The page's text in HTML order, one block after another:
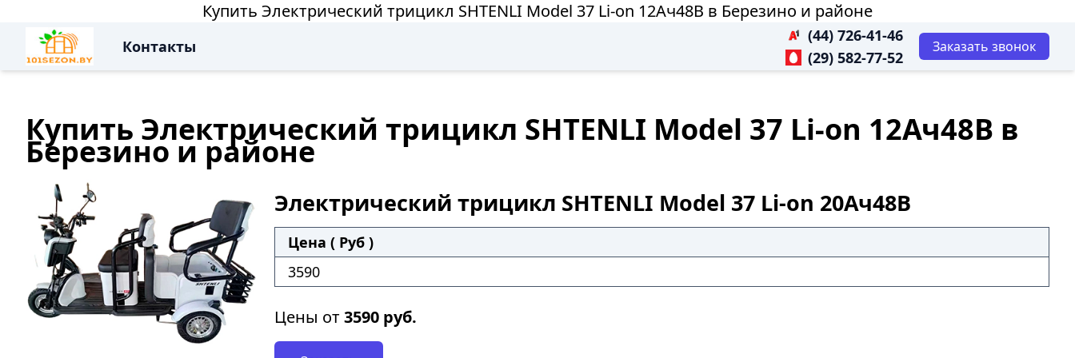
Купить Электрический трицикл SHTENLI Model 37 Li-on 12Ач48В в Березино и районе
Контакты
(44) 726-41-46
(29) 582-77-52
Заказать звонок
Купить Электрический трицикл SHTENLI Model 37 Li-on 12Ач48В в
Березино и районе
Электрический трицикл SHTENLI Model 37 Li-on 20Ач48В
Цена ( Руб )
3590
Цены от3590 руб.